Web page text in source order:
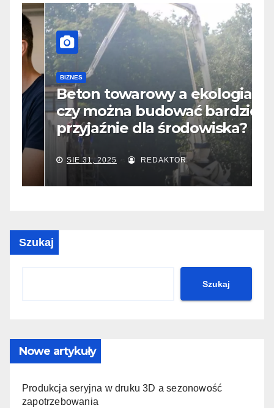
BIZNES
Beton towarowy a ekologia –
czy można budować bardziej
przyjaźnie dla środowiska?
SIE 31, 2025 REDAKTOR
Szukaj
Szukaj
Nowe artykuły
Produkcja seryjna w druku 3D a sezonowość
zapotrzebowania